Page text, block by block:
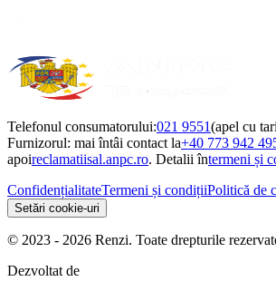
Telefonul consumatorului:021 9551(apel cu
Furnizorul: mai întâi contact la+40 773 942
apoireclamatiisal.anpc.ro. Detalii întermeni și
ConfidențialitateTermeni și condițiiPolitică de
Setări cookie-uri
© 2023 - 2026 Renzi. Toate drepturile
Dezvoltat de